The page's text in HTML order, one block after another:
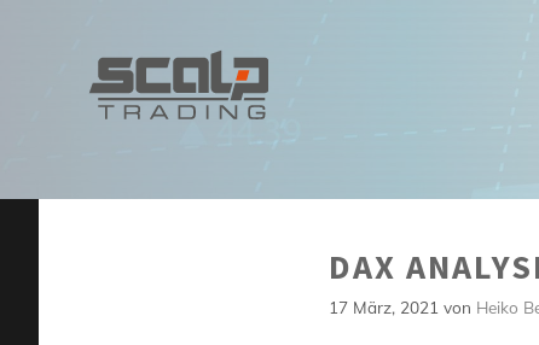
DAX
17 März, 2021 von Heiko